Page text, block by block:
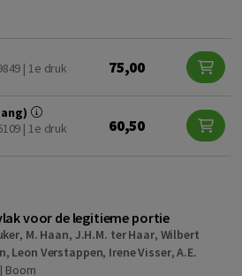
| 1e druk
75,00
| 1e druk
60,50
voor de legitieme portie
, M. Haan, J.H.M. ter Haar, Wilbert
, Leon Verstappen, Irene Visser,A.E.
| Boom